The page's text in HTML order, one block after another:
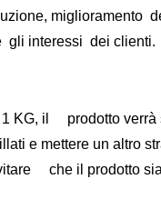
miglioramento
gli interessi dei clienti.
KG, il prodotto verrà
e mettere un altro
che il prodotto